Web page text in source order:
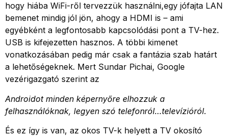
hogy hiába WiFi-ről tervezzük használni,egy jófajta LAN
bemenet mindig jól jön, ahogy a HDMI is – ami
egyébként a legfontosabb kapcsolódási pont a TV-hez.
USB is kifejezetten hasznos. A többi kimenet
vonatkozásában pedig már csak a fantázia szab határt
a lehetőségeknek. Mert Sundar Pichai, Google
vezérigazgató szerint az
Androidot minden képernyőre elhozzuk a
felhasználóknak, legyen szó telefonról…televízióról.
És ez így is van, az okos TV-k helyett a TV okosító